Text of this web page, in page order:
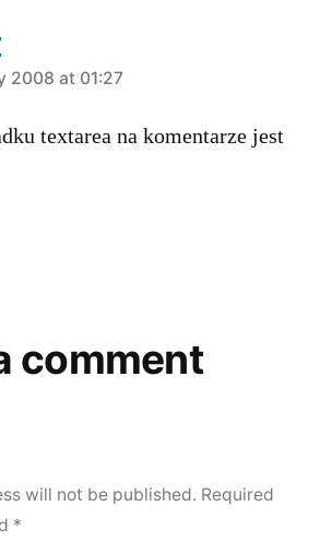
2008 at 01:27
textarea na komentarze jest
comment
will not be published. Required
*